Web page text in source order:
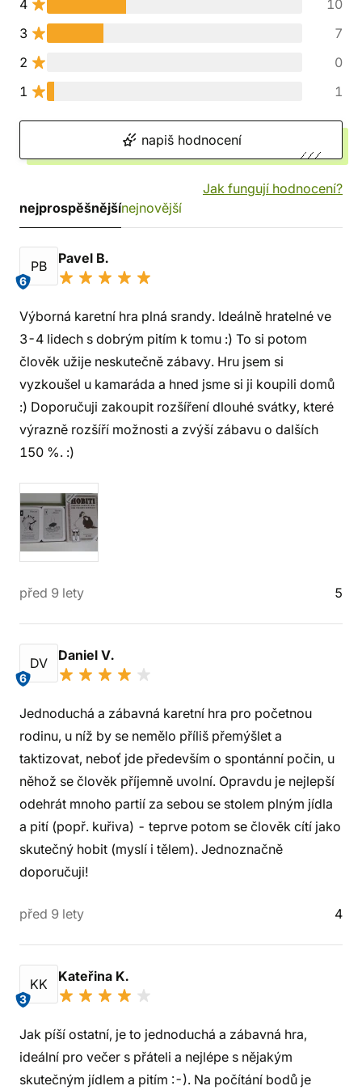
4
10
3
7
2
0
1
1
napiš hodnocení
Jak fungují hodnocení?
nejprospěšnějšínejnovější
PB
6
Pavel B.
Výborná karetní hra plná srandy. Ideálně hratelné ve
3-4 lidech s dobrým pitím k tomu :) To si potom
člověk užije neskutečně zábavy. Hru jsem si
vyzkoušel u kamaráda a hned jsme si ji koupili domů
:) Doporučuji zakoupit rozšíření dlouhé svátky, které
výrazně rozšíří možnosti a zvýší zábavu o dalších
150 %. :)
před 9 lety 5
DV
6
Daniel V.
Jednoduchá a zábavná karetní hra pro početnou
rodinu, u níž by se nemělo příliš přemýšlet a
taktizovat, neboť jde především o spontánní počin, u
něhož se člověk příjemně uvolní. Opravdu je nejlepší
odehrát mnoho partií za sebou se stolem plným jídla
a pití (popř. kuřiva) - teprve potom se člověk cítí jako
skutečný hobit (myslí i tělem). Jednoznačně
doporučuji!
před 9 lety 4
KK
3
Kateřina K.
Jak píší ostatní, je to jednoduchá a zábavná hra,
ideální pro večer s přáteli a nejlépe s nějakým
skutečným jídlem a pitím :-). Na počítání bodů je